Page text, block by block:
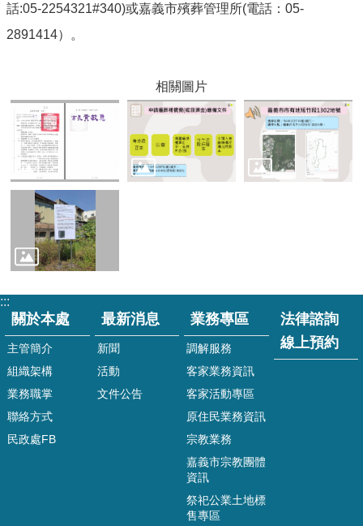
查
詢
活
動
特
色
表
單
相
關
法
令
相
關
話:05-2254321#340)或嘉義市殯葬管理所(電話：05-
2891414）。
相關圖片
:::
關於本處
主管簡介
組織架構
業務職掌
聯絡方式
民政處FB
最新消息
新聞
活動
文件公告
業務專區
調解服務
客家業務資訊
客家活動專區
原住民業務資訊
宗教業務
嘉義市宗教團體
資訊
祭祀公業土地標
售專區
法律諮詢
線上預約